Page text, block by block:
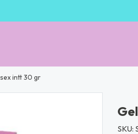
intt 30 gr
SKU: